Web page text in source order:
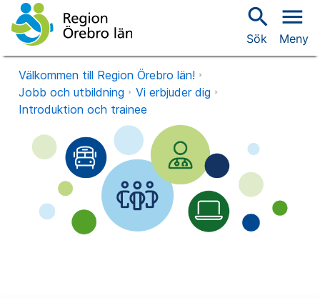
search
Sök
menu
Meny
Välkommen till Region Örebro län!
Jobb och utbildning
Vi erbjuder dig
Introduktion och trainee